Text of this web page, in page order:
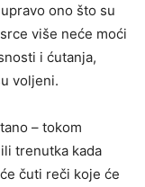
ono što su
više neće moći
i ćutanja,
voljeni.
– tokom
trenutka kada
čuti reči koje će